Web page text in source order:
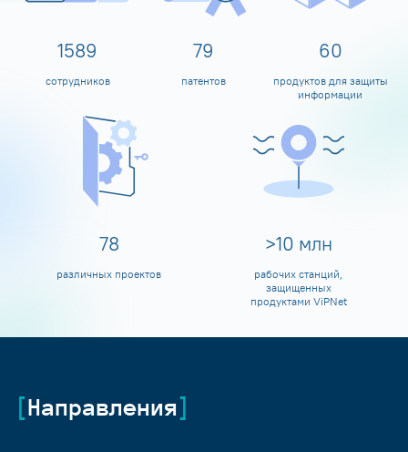
1600
сотрудников
80
патентов
60
продуктов для защиты
информации
80
различных проектов
>10 млн
рабочих станций,
защищенных
продуктами ViPNet
Направления